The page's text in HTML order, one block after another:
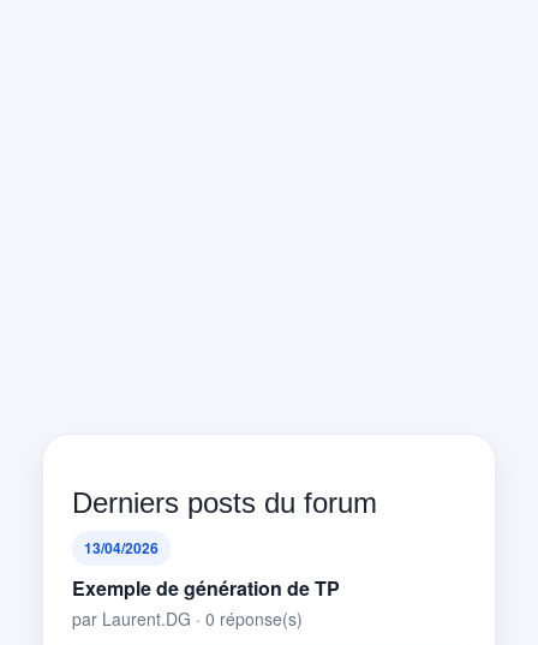
Derniers posts du forum
13/04/2026
Exemple de génération de TP
par Laurent.DG · 0 réponse(s)